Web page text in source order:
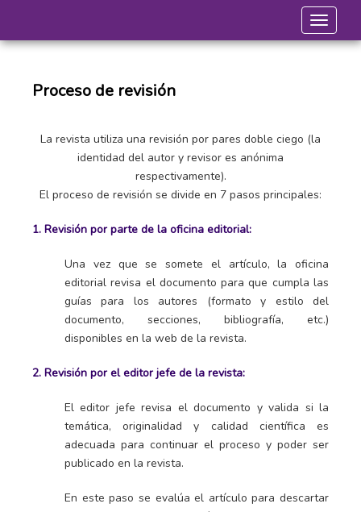
Toggle
Proceso de revisión
La revista utiliza una revisión por pares doble ciego (la
identidad del autor y revisor es anónima
respectivamente).
El proceso de revisión se divide en 7 pasos principales:
1. Revisión por parte de la oficina editorial:
Una vez que se somete el artículo, la oficina
editorial revisa el documento para que cumpla las
guías para los autores (formato y estilo del
documento, secciones, bibliografía, etc.)
disponibles en la web de la revista.
2. Revisión por el editor jefe de la revista:
El editor jefe revisa el documento y valida si la
temática, originalidad y calidad científica es
adecuada para continuar el proceso y poder ser
publicado en la revista.
En este paso se evalúa el artículo para descartar